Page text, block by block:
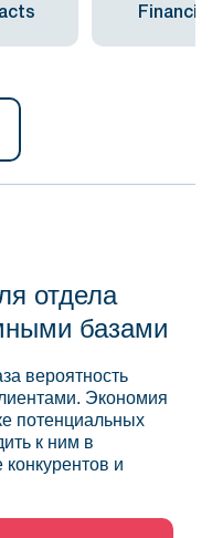
Financial
отдела
базами
вероятность
Экономия
потенциальных
к ним в
и